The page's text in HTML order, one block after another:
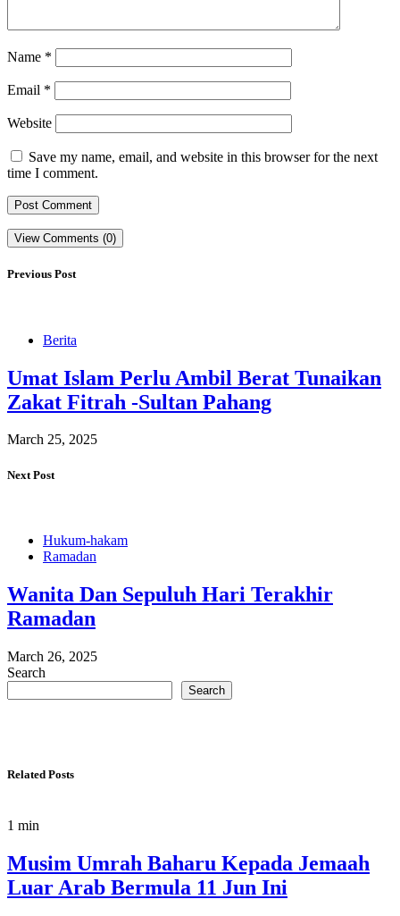
Name *
Email *
Website
Save my name, email, and website in this browser for the next
time I comment.
View Comments (0)
Previous Post
Berita
Umat Islam Perlu Ambil Berat Tunaikan
Zakat Fitrah -Sultan Pahang
March 25, 2025
Next Post
Hukum-hakam
Ramadan
Wanita Dan Sepuluh Hari Terakhir
Ramadan
March 26, 2025
Search
Search
Related Posts
1 min
Musim Umrah Baharu Kepada Jemaah
Luar Arab Bermula 11 Jun Ini